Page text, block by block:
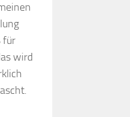
für
wird